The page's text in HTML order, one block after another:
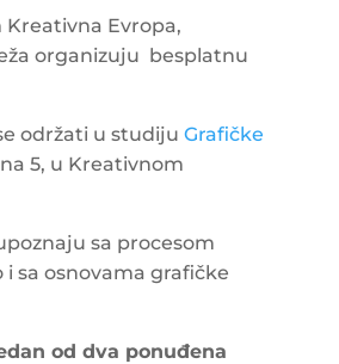
Evropa,
organizuju besplatnu
održati u studijuGrafičke
5, u Kreativnom
sa procesom
sa osnovama grafičke
od dva ponuđena